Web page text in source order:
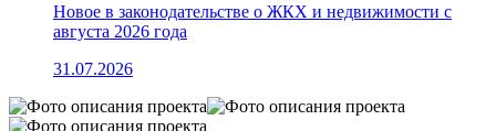
Новое в законодательстве о ЖКХ и недвижимости с
августа 2026 года
31.07.2026